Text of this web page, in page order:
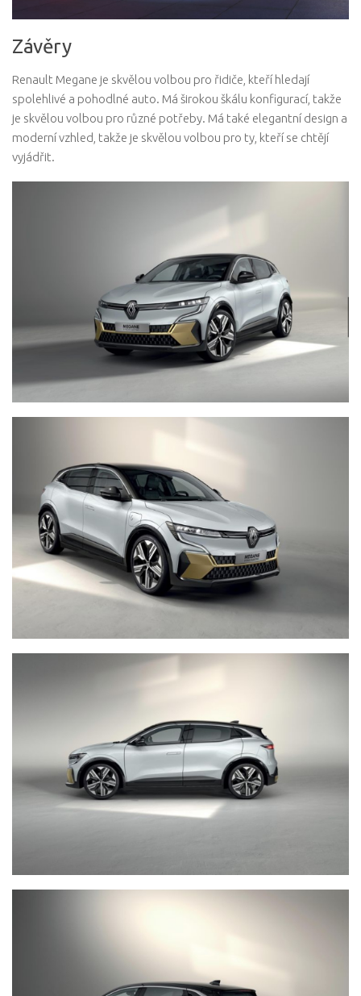
Závěry
Renault Megane je skvělou volbou pro řidiče, kteří hledají
spolehlivé a pohodlné auto. Má širokou škálu konfigurací, takže
je skvělou volbou pro různé potřeby. Má také elegantní design a
moderní vzhled, takže je skvělou volbou pro ty, kteří se chtějí
vyjádřit.